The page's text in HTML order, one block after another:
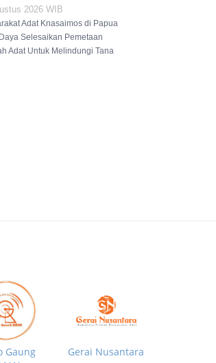
2026 WIB
Adat Knasaimos di Papua
Selesaikan Pemetaan
Adat Untuk Melindungi Tana
Gaung
Gerai Nusantara